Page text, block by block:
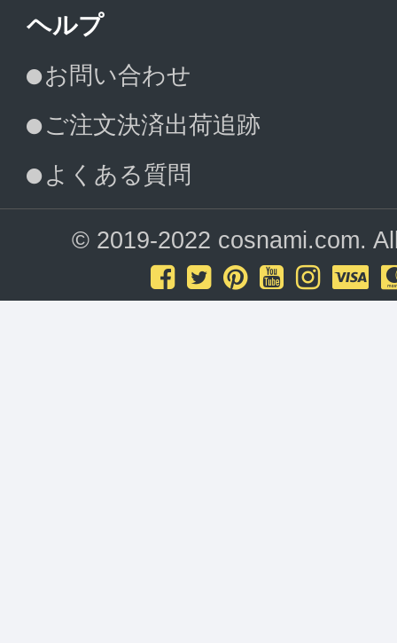
ヘルプ
お問い合わせ
ご注文決済出荷追跡
よくある質問
© 2019-2022 cosnami.com.